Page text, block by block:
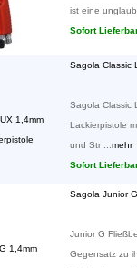
ist eine
Sofort
Sagola Classic
Sagola Classic
Lackierpistole
und Str ... mehr
Sofort
Sagola Junior
Junior G
Gegensatz zu